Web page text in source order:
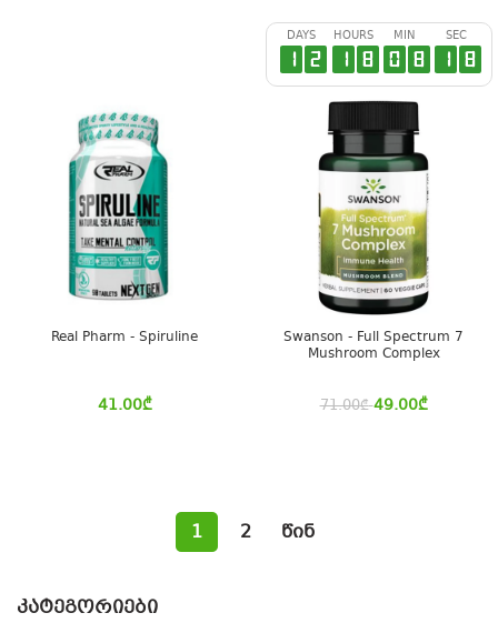
ᲙᲐᲢᲔᲒᲝᲠᲘᲔᲑᲘ
Real Pharm - Spiruline
41.00₾
DAYS
1 2
HOURS
1 8
MIN
0 8
SEC
1 7
Swanson - Full Spectrum 7
Mushroom Complex
71.00₾ 49.00₾
1 2 წინ